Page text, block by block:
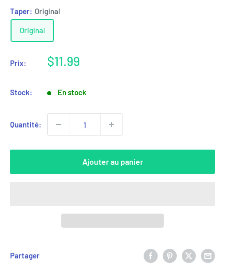
Taper: Original
Original
Prix:
Prix
$11.99
Stock: En stock
Quantité:
Ajouter au panier
Partager